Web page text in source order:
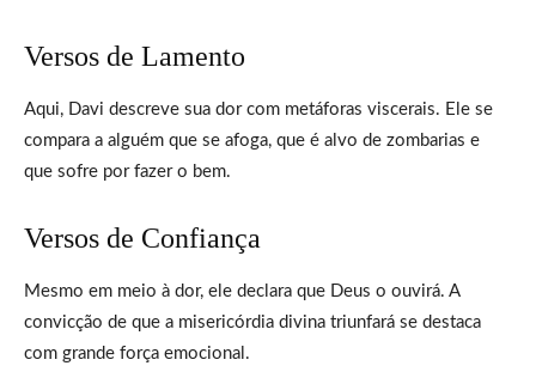
Versos de Lamento
Aqui, Davi descreve sua dor com metáforas viscerais. Ele se
compara a alguém que se afoga, que é alvo de zombarias e
que sofre por fazer o bem.
Versos de Confiança
Mesmo em meio à dor, ele declara que Deus o ouvirá. A
convicção de que a misericórdia divina triunfará se destaca
com grande força emocional.